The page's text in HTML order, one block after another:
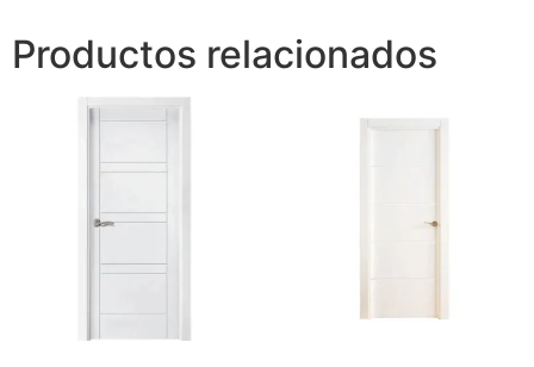
Productos relacionados